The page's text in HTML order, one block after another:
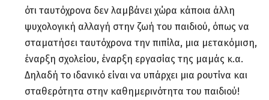
ότι ταυτόχρονα δεν λαμβάνει χώρα κάποια άλλη
ψυχολογική αλλαγή στην ζωή του παιδιού, όπως να
σταματήσει ταυτόχρονα την πιπίλα, μια μετακόμιση,
έναρξη σχολείου, έναρξη εργασίας της μαμάς κ.α.
Δηλαδή το ιδανικό είναι να υπάρχει μια ρουτίνα και
σταθερότητα στην καθημερινότητα του παιδιού!